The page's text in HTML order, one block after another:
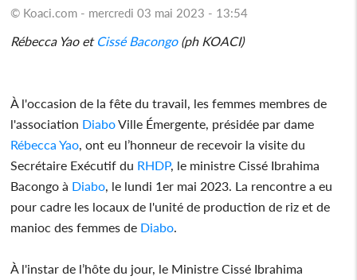
© Koaci.com - mercredi 03 mai 2023 - 13:54
Rébecca Yao etCissé Bacongo(ph KOACI)
À l'occasion de la fête du travail, les femmes membres de
l'association DiaboVille Émergente, présidée par dame
Rébecca Yao, ont eu l’honneur de recevoir la visite du
Secrétaire Exécutif du RHDP, le ministre Cissé Ibrahima
Bacongo à Diabo, le lundi 1er mai 2023. La rencontre a eu
pour cadre les locaux de l'unité de production de riz et de
manioc des femmes de Diabo.
À l'instar de l’hôte du jour, le Ministre Cissé Ibrahima